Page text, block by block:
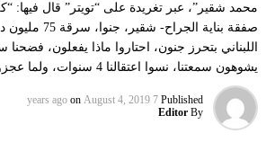
محمد شقير”، عبر تغريدة على “تويتر” قال فيها:
صفقة بناية
اللبناني بتحرز جنون، احتاروا ماذا يفعلون،
يشوهون سمعتنا، نسوا اعتقالنا 4 سنوات، ولما عجزوا عن تهمة أو…
Published
7 years ago
on August 4, 2019
By
Editor